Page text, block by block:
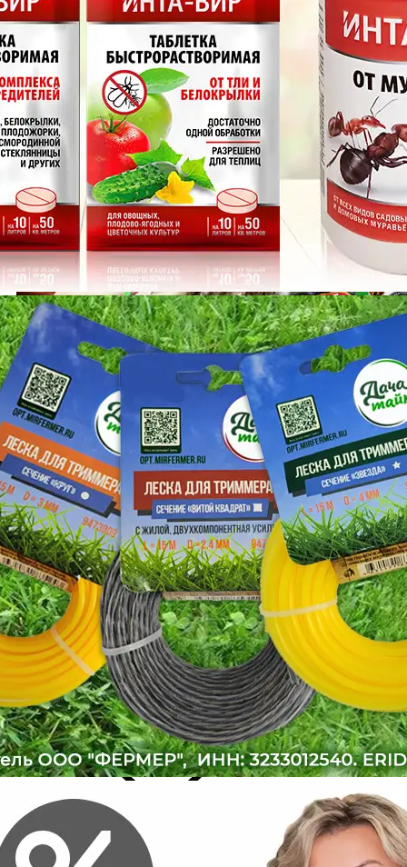
Кабачок Черный красавец 1,5г цуккини Ранн (Гавриш)
ХИТ х3